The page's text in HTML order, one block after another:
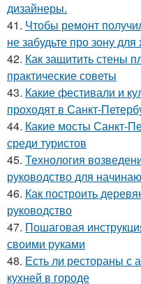
дизайнеры.
41. Чтобы ремонт
не забудьте про зону для
42. Как защитить стены
практические советы
43. Какие фестивали и
проходят в Санкт-
44. Какие мосты Санкт-
среди туристов
45. Технология
руководство для
46. Как построить
руководство
47. Пошаговая
своими руками
48. Есть ли рестораны с
кухней в городе